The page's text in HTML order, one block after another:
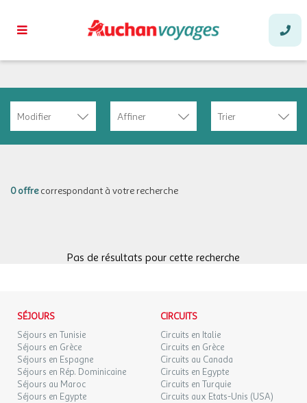
Modifier Affiner Trier
0 offrecorrespondant à votre recherche
Pas de résultats pour cette recherche
SÉJOURS
Séjours en Tunisie
Séjours en Grèce
Séjours en Espagne
Séjours en Rép. Dominicaine
Séjours au Maroc
Séjours en Egypte
CIRCUITS
Circuits en Italie
Circuits en Grèce
Circuits au Canada
Circuits en Egypte
Circuits en Turquie
Circuits aux Etats-Unis (USA)